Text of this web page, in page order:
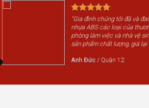
"Gia đình chúng tôi đã và
nhựa ABS các loại của
phòng làm việc và nhà vệ
sản phẩm chất lượng, giá
Anh Đức / Quận 12